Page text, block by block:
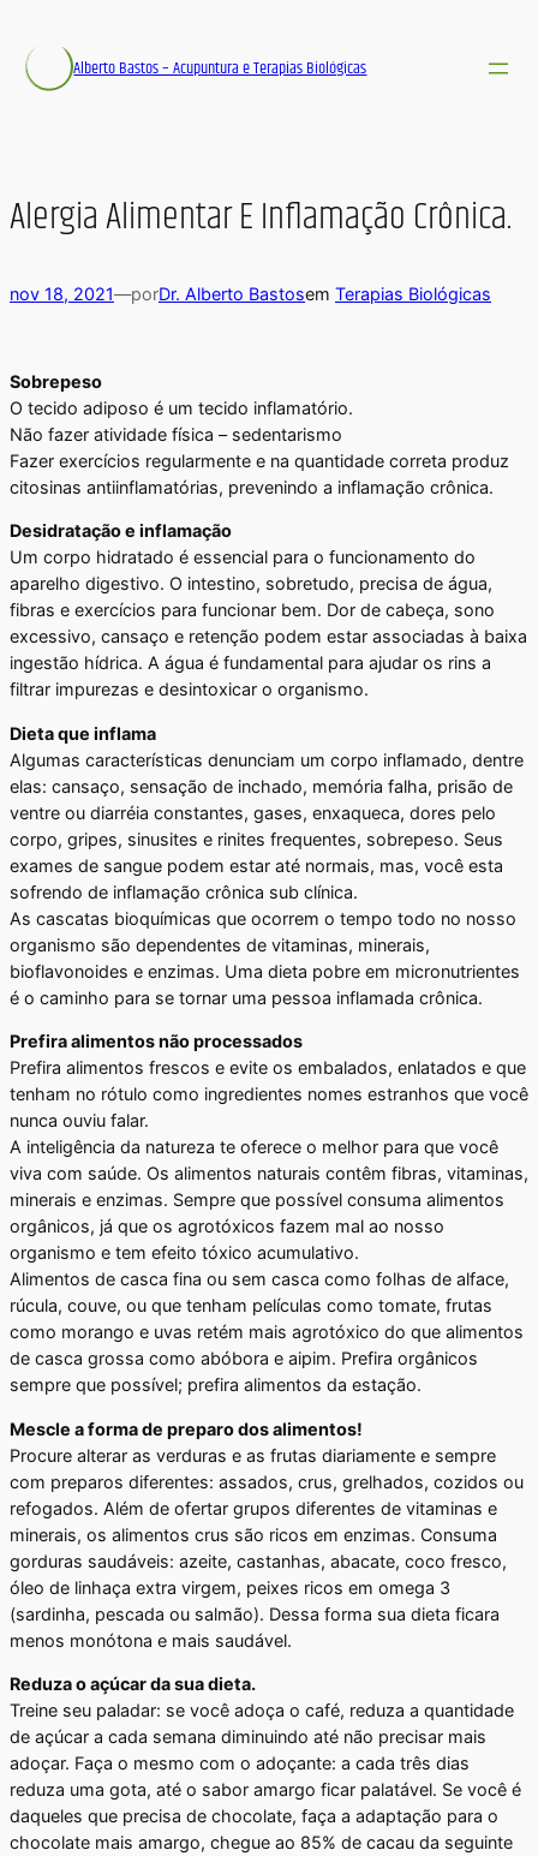
Alberto Bastos – Acupuntura e Terapias Biológicas
Alergia Alimentar E Inflamação Crônica.
nov 18, 2021—porDr. Alberto Bastosem Terapias Biológicas
Sobrepeso
O tecido adiposo é um tecido inflamatório.
Não fazer atividade física – sedentarismo
Fazer exercícios regularmente e na quantidade correta produz
citosinas antiinflamatórias, prevenindo a inflamação crônica.
Desidratação e inflamação
Um corpo hidratado é essencial para o funcionamento do
aparelho digestivo. O intestino, sobretudo, precisa de água,
fibras e exercícios para funcionar bem. Dor de cabeça, sono
excessivo, cansaço e retenção podem estar associadas à baixa
ingestão hídrica. A água é fundamental para ajudar os rins a
filtrar impurezas e desintoxicar o organismo.
Dieta que inflama
Algumas características denunciam um corpo inflamado, dentre
elas: cansaço, sensação de inchado, memória falha, prisão de
ventre ou diarréia constantes, gases, enxaqueca, dores pelo
corpo, gripes, sinusites e rinites frequentes, sobrepeso. Seus
exames de sangue podem estar até normais, mas, você esta
sofrendo de inflamação crônica sub clínica.
As cascatas bioquímicas que ocorrem o tempo todo no nosso
organismo são dependentes de vitaminas, minerais,
bioflavonoides e enzimas. Uma dieta pobre em micronutrientes
é o caminho para se tornar uma pessoa inflamada crônica.
Prefira alimentos não processados
Prefira alimentos frescos e evite os embalados, enlatados e que
tenham no rótulo como ingredientes nomes estranhos que você
nunca ouviu falar.
A inteligência da natureza te oferece o melhor para que você
viva com saúde. Os alimentos naturais contêm fibras, vitaminas,
minerais e enzimas. Sempre que possível consuma alimentos
orgânicos, já que os agrotóxicos fazem mal ao nosso
organismo e tem efeito tóxico acumulativo.
Alimentos de casca fina ou sem casca como folhas de alface,
rúcula, couve, ou que tenham películas como tomate, frutas
como morango e uvas retém mais agrotóxico do que alimentos
de casca grossa como abóbora e aipim. Prefira orgânicos
sempre que possível; prefira alimentos da estação.
Mescle a forma de preparo dos alimentos!
Procure alterar as verduras e as frutas diariamente e sempre
com preparos diferentes: assados, crus, grelhados, cozidos ou
refogados. Além de ofertar grupos diferentes de vitaminas e
minerais, os alimentos crus são ricos em enzimas. Consuma
gorduras saudáveis: azeite, castanhas, abacate, coco fresco,
óleo de linhaça extra virgem, peixes ricos em omega 3
(sardinha, pescada ou salmão). Dessa forma sua dieta ficara
menos monótona e mais saudável.
Reduza o açúcar da sua dieta.
Treine seu paladar: se você adoça o café, reduza a quantidade
de açúcar a cada semana diminuindo até não precisar mais
adoçar. Faça o mesmo com o adoçante: a cada três dias
reduza uma gota, até o sabor amargo ficar palatável. Se você é
daqueles que precisa de chocolate, faça a adaptação para o
chocolate mais amargo, chegue ao 85% de cacau da seguinte